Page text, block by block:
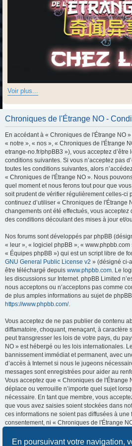
En poursuivant votre navigation,
Voir plus...
Chroniques de l'Étrange NO -
En accédant à « Chroniques de l'Étrange NO
« notre », « nos », « Chroniques de l'Étrange
etrange-no.fr/phpBB3 »), vous acceptez
conditions suivantes. Si vous n’acceptez pas
toutes les conditions suivantes, alors
« Chroniques de l'Étrange NO ». Nous
quel moment et nous ferons tout pour que
soit prudent de vérifier régulièrement celles-ci
continuez d’utiliser « Chroniques de l'Étrange
changements ont été effectués, vous acceptez
des conditions découlant des mises à jour et/
Nos forums sont développés par phpBB
« leur », « logiciel phpBB », « www.phpbb.com
« Équipes phpBB ») qui est un script libre de
GNU General Public License v2 » (désigné ci-
être téléchargé depuis www.phpbb.com . Le
les discussions sur Internet. phpBB Limited
nous acceptons ou n’acceptons pas comme
de plus amples informations au sujet de
https://www.phpbb.com/.
Vous acceptez de ne pas publier de contenu
diffamatoire, choquant, menaçant, à caractère
peut transgresser les lois de votre pays, du
NO » est hébergé ou les lois internationales.
bannissement immédiat et permanent, avec
d’accès à Internet si nous le jugeons
messages sont enregistrées pour aider au
Vous acceptez que « Chroniques de l'Étrange
déplace ou verrouille n’importe quel sujet
nécessaire. En tant que membre, vous
que vous avez saisies soient stockées dans
ces informations ne soient pas diffusées à une
consentement, ni « Chroniques de l'Étrange
compromettre les données.